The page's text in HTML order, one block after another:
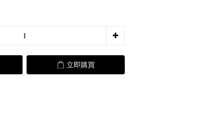
立即購買